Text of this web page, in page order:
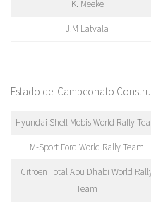
K. Meeke
J.M Latvala
Estado del Campeonato
Hyundai Shell Mobis World Rally
M-Sport Ford World Rally Team
Citroen Total Abu Dhabi World
Team